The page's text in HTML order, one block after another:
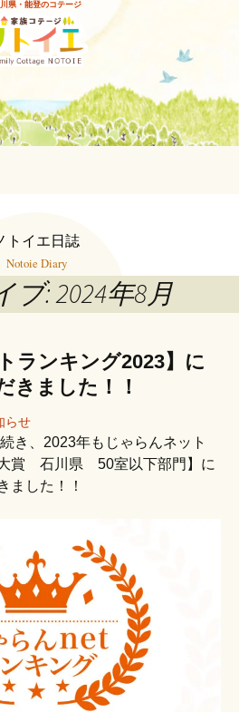
県・能登のコテージ
トイエ日誌
Notoie Diary
ブ: 2024年8月
ランキング2023】に
きました！！
らせ
き、2023年もじゃらんネット
大賞 石川県 50室以下部門】に
ました！！